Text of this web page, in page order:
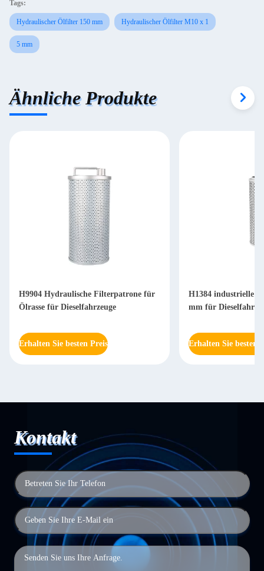
Tags:
Hydraulischer Ölfilter 150 mm Hydraulischer Ölfilter M10 x 1
5 mm
Ähnliche Produkte
H9904 Hydraulische Filterpatrone für
Ölrasse für Dieselfahrzeuge
Erhalten Sie besten Preis
H1384 industrielle
mm für
Erhalten Sie besten
Kontakt